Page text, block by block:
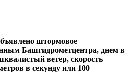
штормовое
Башгидрометцентра, днем в
ветер, скорость
в секунду или 100